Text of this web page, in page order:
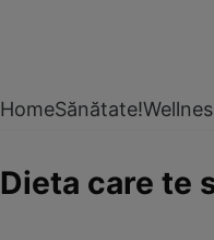
HomeSănătate!
Dieta care te